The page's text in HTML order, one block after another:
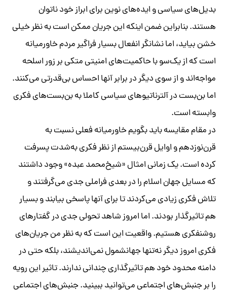
بدیل‌های سیاسی و ایده‌های نوین برای ابراز خود ناتوان‌
هستند. بنابراین ضمن اینکه این جریان ممکن است به نظر خیلی
خشن بیاید، اما نشانگر انفعال بسیار فراگیر مردم خاورمیانه
است که از یک‌سو با حاکمیت‌های امنیتی متکی بر زور اسلحه
مواجه‌اند و از سوی دیگر در برابر آنها احساس بی‌قدرتی می‌کنند.
اما بن‌بست در آلترناتیوهای سیاسی کاملا به بن‌بست‌های فکری
وابسته است.
در مقام مقایسه باید بگویم خاورمیانه فعلی نسبت به
قرن‌نوزدهم و اوایل قرن‌بیستم از نظر فکری به‌شدت پسرفت
کرده است. یک زمانی امثال «شیخ‌محمد عبده» وجود داشتند
که مسایل جهان اسلام را در بعدی فراملی جدی می‌گرفتند و
تلاش فکری زیادی می‌کردند تا برای آنها پاسخی بیابند و بسیار
هم تاثیرگذار بودند. اما امروز شاهد تحولی جدی در گفتارهای
روشنفکری هستیم. واقعیت این است که به نظر من جریان‌های
فکری امروز دیگر نه‌تنها جهانشمول نمی‌اندیشند، بلکه حتی در
دامنه محدود خود هم تاثیرگذاری چندانی ندارند. تاثیر این رویه
را بر جنبش‌های اجتماعی می‌توانید ببینید. جنبش‌های اجتماعی